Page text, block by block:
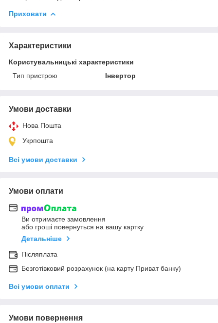
Приховати
Характеристики
Користувальницькі характеристики
Тип пристрою
Інвертор
Умови доставки
Нова Пошта
Укрпошта
Всі умови доставки
Умови оплати
Ви отримаєте замовлення
або гроші повернуться на вашу картку
Детальніше
Післяплата
Безготівковий розрахунок (на карту Приват банку)
Всі умови оплати
Умови повернення